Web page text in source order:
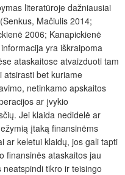
literatūroje dažniausiai
Mačiulis 2014;
2006; Kanapickienė
yra iškraipoma
ataskaitose atvaizduoti tam
atsirasti bet kuriame
netinkamo apskaitos
ar įvykio
Jei klaida nedidelė ar
įtaką finansinėms
ar keletui klaidų, jos gali tapti
finansinės ataskaitos jau
tikro ir teisingo